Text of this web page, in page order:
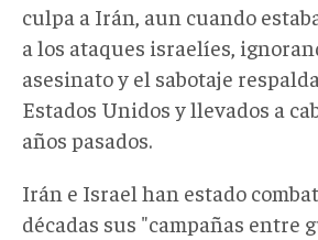
culpa a Irán, aun cuando
a los ataques israelíes,
asesinato y el sabotaje
Estados Unidos y llevados a
años pasados.
Irán e Israel han estado
décadas sus "campañas entre